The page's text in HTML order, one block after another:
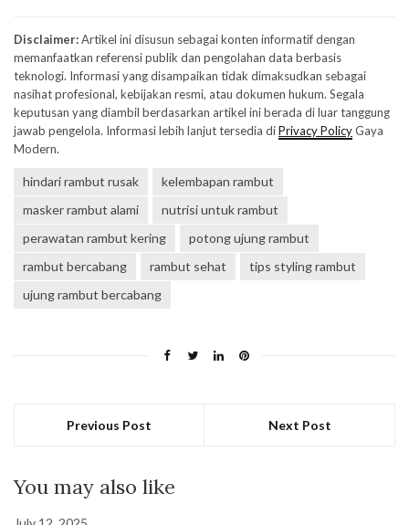
Disclaimer:Artikel ini disusun sebagai konten informatif dengan
memanfaatkan referensi publik dan pengolahan data berbasis
teknologi. Informasi yang disampaikan tidak dimaksudkan sebagai
nasihat profesional, kebijakan resmi, atau dokumen hukum. Segala
keputusan yang diambil berdasarkan artikel ini berada di luar tanggung
jawab pengelola. Informasi lebih lanjut tersedia diPrivacy PolicyGaya
Modern.
hindari rambut rusak
kelembapan rambut
masker rambut alami
nutrisi untuk rambut
perawatan rambut kering
potong ujung rambut
rambut bercabang
rambut sehat
tips styling rambut
ujung rambut bercabang
Previous Post Next Post
You may also like